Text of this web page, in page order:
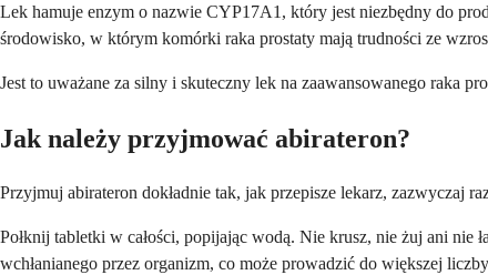
Lek hamuje enzym o nazwie CYP17A1, który jest niezbędny do
środowisko, w którym komórki raka prostaty mają trudności ze
Jest to uważane za silny i skuteczny lek na zaawansowanego raka
Jak należy przyjmować abirateron?
Przyjmuj abirateron dokładnie tak, jak przepisze lekarz, zazwyczaj
Połknij tabletki w całości, popijając wodą. Nie krusz, nie żuj ani nie
wchłanianego przez organizm, co może prowadzić do większej